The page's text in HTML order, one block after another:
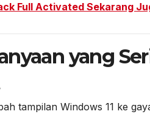
Full Activated Sekarang
yang
tampilan Windows 11 ke